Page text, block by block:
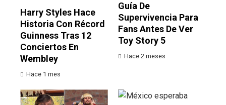
Harry Styles Hace
Historia Con Récord
Guinness Tras 12
Conciertos En
Wembley
Hace 1 mes
Guía De
Supervivencia Para
Fans Antes De Ver
Toy Story 5
Hace 2 meses